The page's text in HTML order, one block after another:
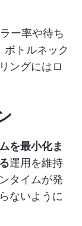
ー率や待ち
ボトルネック
ングにはロ
を最小化ま
運用を維持
タイムが発
ないように